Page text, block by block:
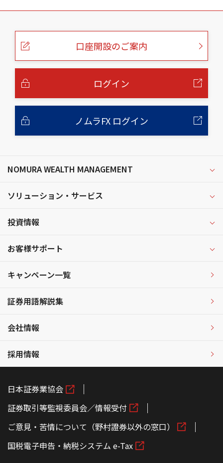
こ
口座開設のご案内
ログイン
ノムラFX ログイン
NOMURA WEALTH MANAGEMENT
ソリューション・サービス
投資情報
お客様サポート
キャンペーン一覧
証券用語解説集
会社情報
採用情報
日本証券業協会
証券取引等監視委員会／情報受付
ご意見・苦情について（野村證券以外の窓口）
国税電子申告・納税システム e-Tax